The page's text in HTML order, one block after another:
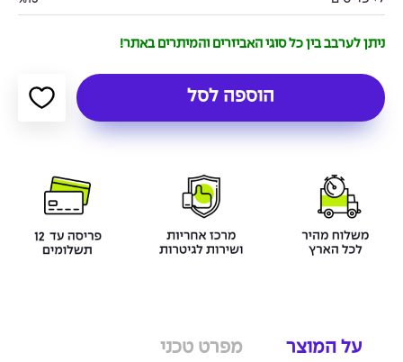
ניתן לערבב בין כל סוגי האביזרים והמיתרים באתר!
הוספה לסל
על המוצר מפרט טכני